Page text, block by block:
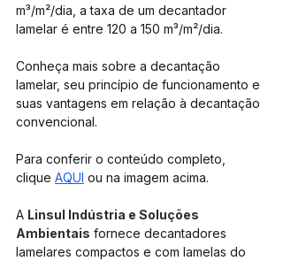
m³/m²/dia, a taxa de um decantador
lamelar é entre 120 a 150 m³/m²/dia.
Conheça mais sobre a decantação
lamelar, seu princípio de funcionamento e
suas vantagens em relação à decantação
convencional.
Para conferir o conteúdo completo,
clique AQUI ou na imagem acima.
A Linsul Indústria e Soluções
Ambientais fornece decantadores
lamelares compactos e com lamelas do